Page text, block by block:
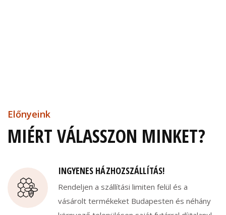
Előnyeink
MIÉRT VÁLASSZON MINKET?
INGYENES HÁZHOZSZÁLLÍTÁS!
Rendeljen a szállítási limiten felül és a
vásárolt termékeket Budapesten és néhány